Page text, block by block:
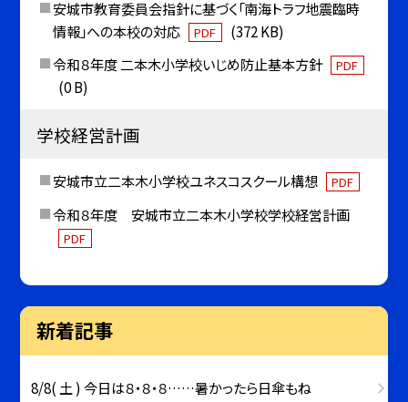
安城市教育委員会指針に基づく「南海トラフ地震臨時
情報」への本校の対応
PDF
(372 KB)
令和８年度 二本木小学校いじめ防止基本方針
PDF
(0 B)
学校経営計画
安城市立二本木小学校ユネスコスクール構想 PDF
令和８年度 安城市立二本木小学校学校経営計画
PDF
新着記事
8/8( 土 ) 今日は８・８・８……暑かったら日傘もね